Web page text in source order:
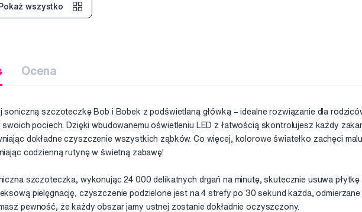
Pokaż wszystko
Ocena
soniczną szczoteczkę Bob i Bobek z podświetlaną główką – idealne rozwiązanie dla
swoich pociech. Dzięki wbudowanemu oświetleniu LED z łatwością skontrolujesz każdy
dokładne czyszczenie wszystkich ząbków. Co więcej, kolorowe światełko zachęci
codzienną rutynę w świetną zabawę!
szczoteczka, wykonując 24 000 delikatnych drgań na minutę, skutecznie usuwa płytkę
pielęgnację, czyszczenie podzielone jest na 4 strefy po 30 sekund każda,
pewność, że każdy obszar jamy ustnej zostanie dokładnie oczyszczony.